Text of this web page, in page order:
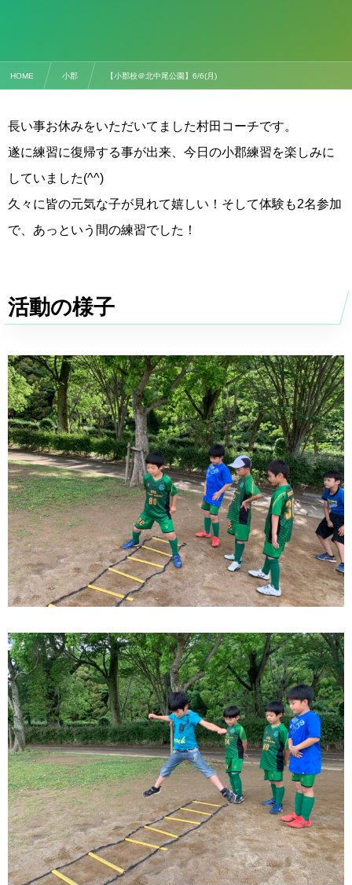
HOME 小郡 【小郡校＠北中尾公園】6/6(月)
長い事お休みをいただいてました村田コーチです。
遂に練習に復帰する事が出来、今日の小郡練習を楽しみに
していました(^^)
久々に皆の元気な子が見れて嬉しい！そして体験も2名参加
で、あっという間の練習でした！
活動の様子